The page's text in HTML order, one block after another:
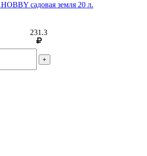
садовая земля 20 л.
231.3
+